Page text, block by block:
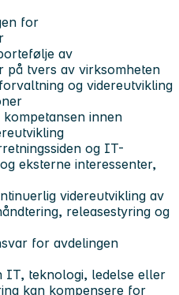
for
av
på tvers av virksomheten
og videreutvikling
innen
og IT-
eksterne interessenter,
videreutvikling av
releasestyring og
for avdelingen
IT, teknologi, ledelse eller
kan kompensere for